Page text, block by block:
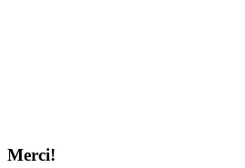
Merci!